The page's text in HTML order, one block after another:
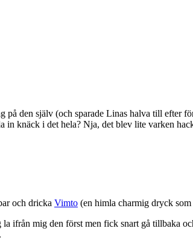
på den själv (och sparade Linas halva till efter
knäck i det hela? Nja, det blev lite varken
och dricka Vimto (en himla charmig dryck
mig den först men fick snart gå tillbaka